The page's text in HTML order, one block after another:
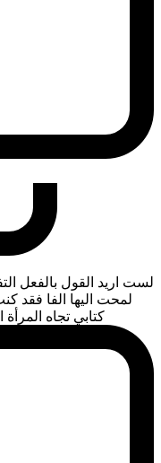
لست اريد القول بالفعل
لمحت اليها الفا
كتابي تجاه